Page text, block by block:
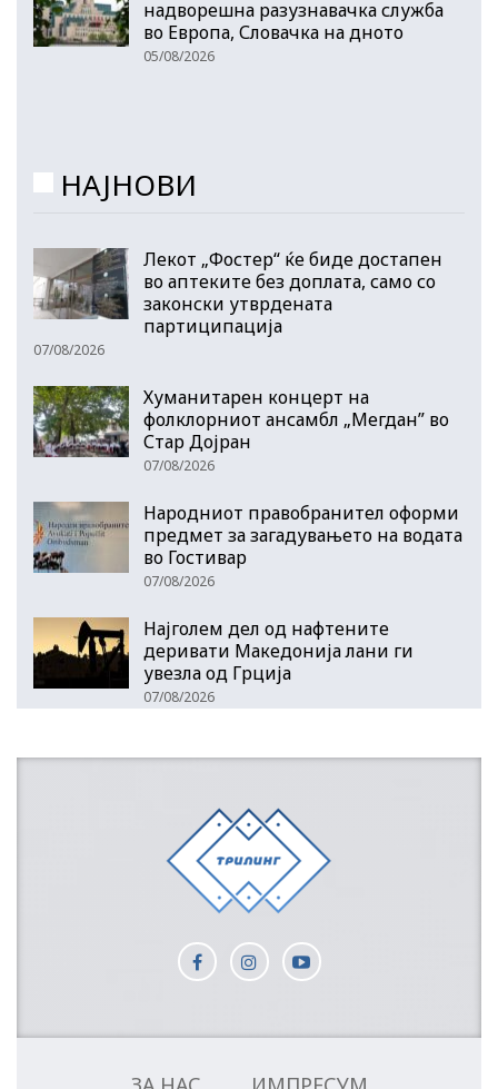
надворешна разузнавачка служба
во Европа, Словачка на дното
05/08/2026
НАЈНОВИ
Лекот „Фостер“ ќе биде достапен
во аптеките без доплата, само со
законски утврдената
партиципација
07/08/2026
Хуманитарен концерт на
фолклорниот ансамбл „Мегдан” во
Стар Дојран
07/08/2026
Народниот правобранител оформи
предмет за загадувањето на водата
во Гостивар
07/08/2026
Најголем дел од нафтените
деривати Македонија лани ги
увезла од Грција
07/08/2026